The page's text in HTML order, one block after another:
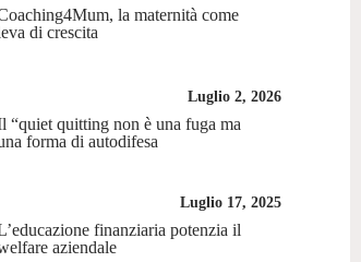
la maternità come
di crescita
Luglio 2, 2026
“quiet quitting non è una fuga ma
forma di autodifesa
Luglio 17, 2025
finanziaria potenzia il
aziendale